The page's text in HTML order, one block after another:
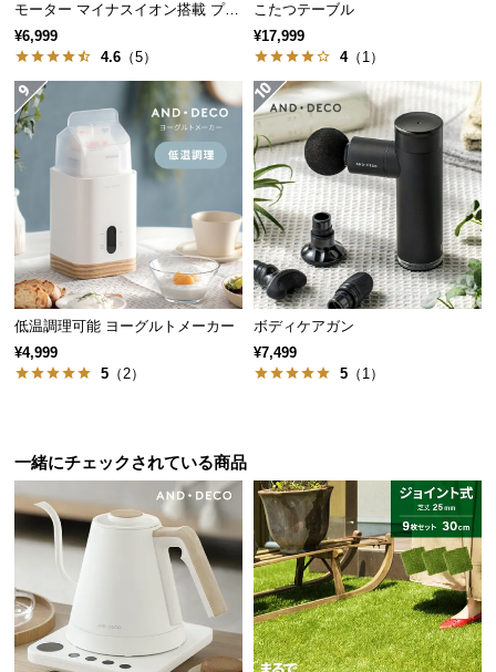
ら
せ
ブ
ロ
グ
企
業
情
報
o.,
モーター マイナスイオン搭載 プレ
ミアムタイプ
¥6,999
4.6 （5）
こたつテーブル
¥17,999
4（1）
低温調理可能 ヨーグルトメーカー
¥4,999
5 （2）
ボディケアガン
¥7,499
5 （1）
一緒にチェックされている商品